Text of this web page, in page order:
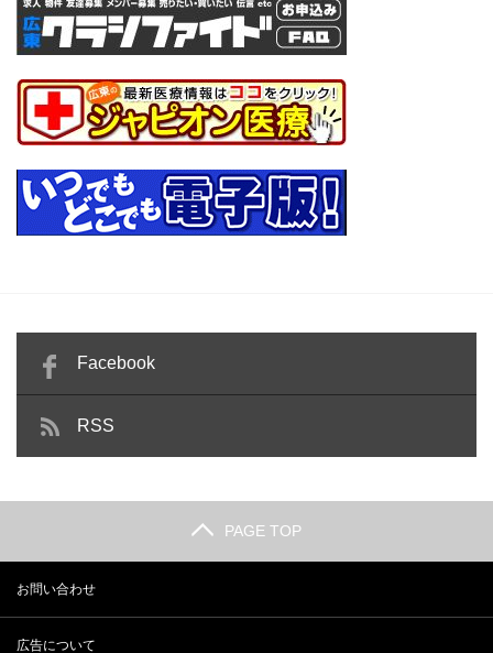
Facebook
RSS
PAGE TOP
お問い合わせ
広告について